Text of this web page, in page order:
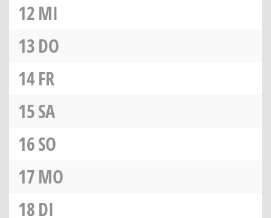
12MI
13DO
14FR
15SA
16SO
17MO
18DI